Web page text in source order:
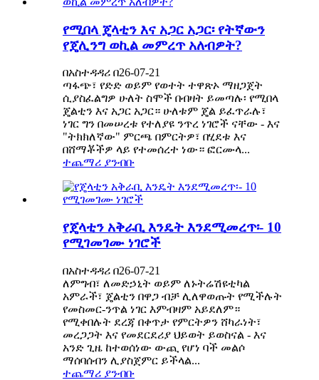
የሚበላ ጄላቲን እና አጋር አጋር፡ የትኛውን
የጄሊንግ ወኪል መምረጥ አለብዎት?
በአስተዳዳሪ በ26-07-21
ጣፋጭ፣ የድድ ወይም የወተት ተዋጽኦ ማዘጋጀት
ሲያስፈልግዎ ሁለት ስሞች በብዛት ይመጣሉ፡ የሚበላ
ጄልቲን እና አጋር አጋር። ሁለቱም ጄል ይፈጥራሉ፣
ነገር ግን በመሠረቱ የተለያዩ ንጥረ ነገሮች ናቸው - እና
"ትክክለኛው" ምርጫ በምርትዎ፣ በሂደቱ እና
በሸማቾችዎ ላይ የተመሰረተ ነው። ፎርሙላ...
ተጨማሪ ያንብቡ
የጄላቲን አቅራቢ እንዴት እንደሚመረጥ፡- 10
የሚገመገሙ ነገሮች
በአስተዳዳሪ በ26-07-21
ለምግብ፣ ለመድኃኒት ወይም ለኑትሬሽዩቲካል
አምራች፣ ጄልቲን በዋጋ ብቻ ሊለዋወጡት የሚችሉት
የመስመር-ንጥል ነገር እምብዛም አይደለም።
የሚቀበሉት ደረጃ በቀጥታ የምርትዎን ሸካራነት፣
መረጋጋት እና የመደርደሪያ ህይወት ይወስናል - እና
አንድ ጊዜ ከተወሰነው ውጪ የሆነ ባች መልሶ
ማሰባሰብን ሊያስጀምር ይችላል...
ተጨማሪ ያንብቡ